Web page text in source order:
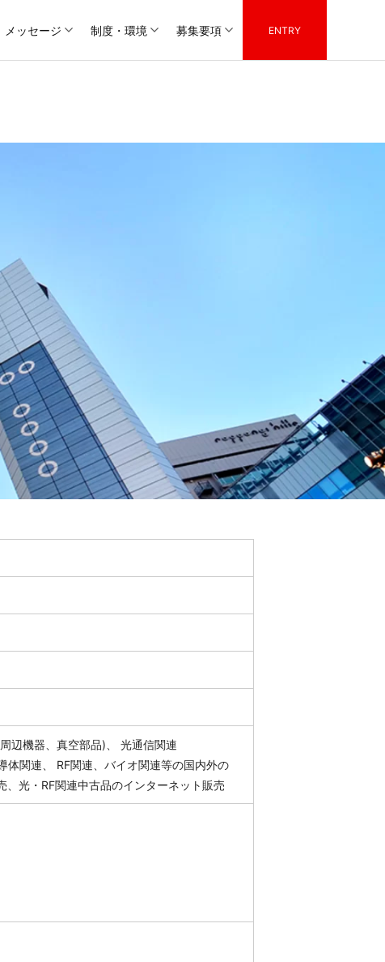
メッセージ 制度・環境 募集要項 ENTRY
辺機器、真空部品)、 光通信関連
関連、 RF関連、バイオ関連等の国内外の
光・RF関連中古品のインターネット販売